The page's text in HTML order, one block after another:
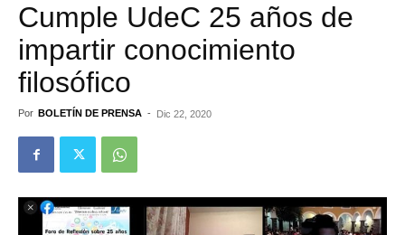
Cumple UdeC 25 años de
impartir conocimiento
filosófico
Por BOLETÍN DE PRENSA - Dic 22, 2020